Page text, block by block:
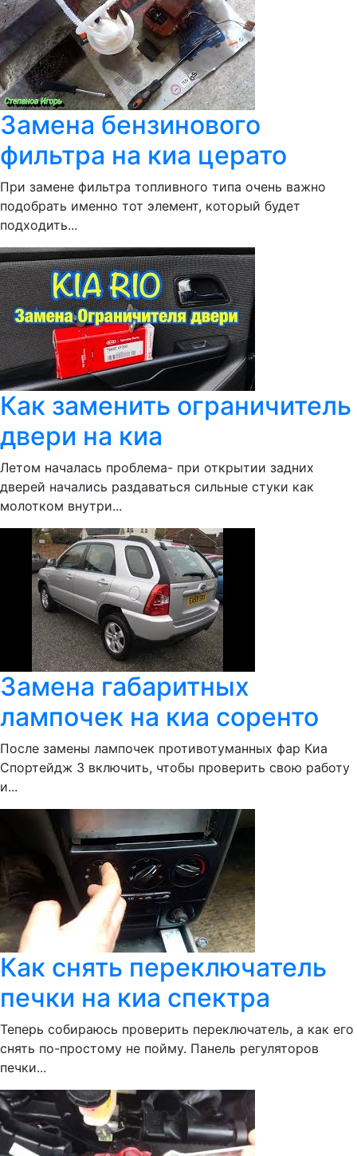
Замена бензинового
фильтра на киа церато
При замене фильтра топливного типа очень важно
подобрать именно тот элемент, который будет
подходить...
Как заменить ограничитель
двери на киа
Летом началась проблема- при открытии задних
дверей начались раздаваться сильные стуки как
молотком внутри...
Замена габаритных
лампочек на киа соренто
После замены лампочек противотуманных фар Киа
Спортейдж 3 включить, чтобы проверить свою работу
и...
Как снять переключатель
печки на киа спектра
Теперь собираюсь проверить переключатель, а как его
снять по-простому не пойму. Панель регуляторов
печки...